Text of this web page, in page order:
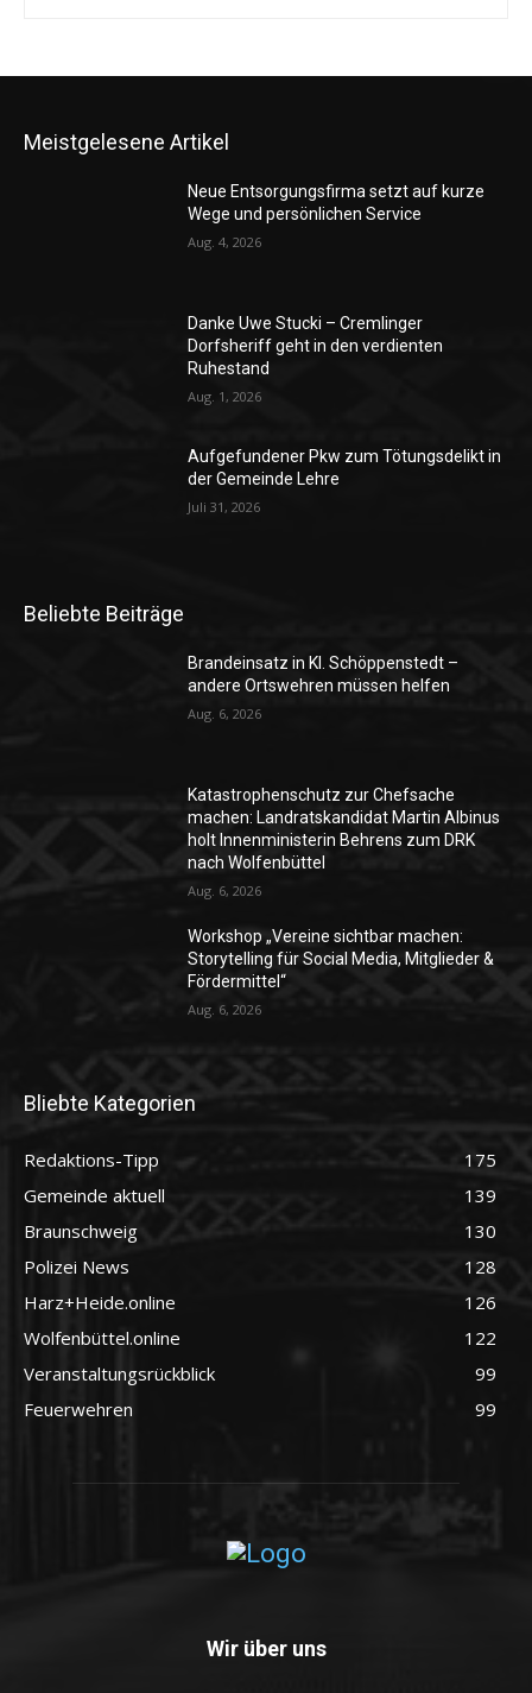
Meistgelesene Artikel
Neue Entsorgungsfirma setzt auf kurze
Wege und persönlichen Service
Aug. 4, 2026
Danke Uwe Stucki – Cremlinger
Dorfsheriff geht in den verdienten
Ruhestand
Aug. 1, 2026
Aufgefundener Pkw zum Tötungsdelikt in
der Gemeinde Lehre
Juli 31, 2026
Beliebte Beiträge
Brandeinsatz in Kl. Schöppenstedt –
andere Ortswehren müssen helfen
Aug. 6, 2026
Katastrophenschutz zur Chefsache
machen: Landratskandidat Martin Albinus
holt Innenministerin Behrens zum DRK
nach Wolfenbüttel
Aug. 6, 2026
Workshop „Vereine sichtbar machen:
Storytelling für Social Media, Mitglieder &
Fördermittel“
Aug. 6, 2026
Bliebte Kategorien
Redaktions-Tipp
175
Gemeinde aktuell
139
Braunschweig
130
Polizei News
128
Harz+Heide.online
126
Wolfenbüttel.online
122
Veranstaltungsrückblick
99
Feuerwehren
99
Wir über uns